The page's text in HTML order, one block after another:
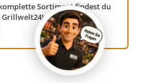
Sortiment findest du
Grillwelt24!